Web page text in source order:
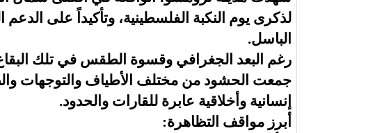
لذكرى يوم النكبة الفلسطينية، وتأكيداً على
الباسل.
​رغم البعد الجغرافي وقسوة الطقس في تلك البقاع
جمعت الحشود من مختلف الأطياف والتوجهات
إنسانية وأخلاقية عابرة للقارات والحدود.
​أبرز مواقف التظاهرة: